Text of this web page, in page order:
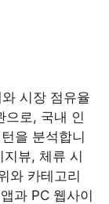
시장 점유율
으로, 국내 인
을 분석합니
뷰, 체류 시
와 카테고리
과 PC 웹사이